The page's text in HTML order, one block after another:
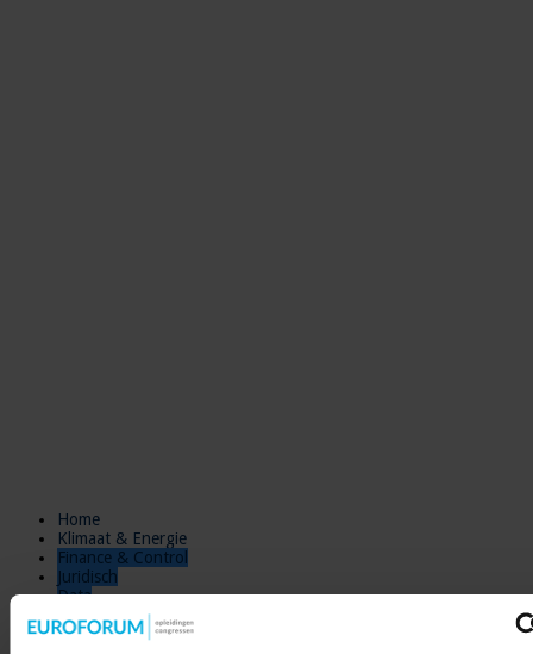
Home
Klimaat & Energie
Finance & Control
Juridisch
Data
Management
Marketing en Communicatie